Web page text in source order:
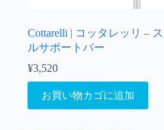
Cottarelli | コッタレッリ –
ルサポートバー
¥3,520
お買い物カゴに追加